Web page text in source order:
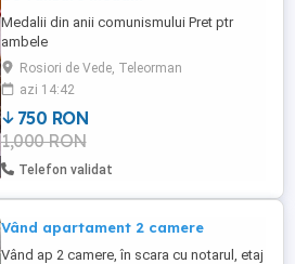
Medalii din anii comunismului Pret ptr
ambele
Rosiori de Vede, Teleorman
azi 14:42
750 RON
1,000 RON
Telefon validat
Vând apartament 2 camere
Vând ap 2 camere, în scara cu notarul, etaj